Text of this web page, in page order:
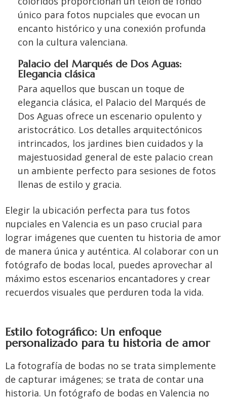
único para fotos nupciales que evocan un
encanto histórico y una conexión profunda
con la cultura valenciana.
Palacio del Marqués de Dos Aguas:
Elegancia clásica
Para aquellos que buscan un toque de
elegancia clásica, el Palacio del Marqués de
Dos Aguas ofrece un escenario opulento y
aristocrático. Los detalles arquitectónicos
intrincados, los jardines bien cuidados y la
majestuosidad general de este palacio crean
un ambiente perfecto para sesiones de fotos
llenas de estilo y gracia.
Elegir la ubicación perfecta para tus fotos
nupciales en Valencia es un paso crucial para
lograr imágenes que cuenten tu historia de amor
de manera única y auténtica. Al colaborar con un
fotógrafo de bodas local, puedes aprovechar al
máximo estos escenarios encantadores y crear
recuerdos visuales que perduren toda la vida.
Estilo fotográfico: Un enfoque
personalizado para tu historia de amor
La fotografía de bodas no se trata simplemente
de capturar imágenes; se trata de contar una
historia. Un fotógrafo de bodas en Valencia no